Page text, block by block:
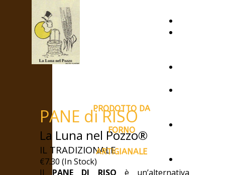
PRODOTTO DA
FORNO
ARTIGIANALE
SIAMO
PANE di RISO
La Luna nel Pozzo®
IL TRADIZIONALE
€7.30 (In Stock)
Il PANE DI RISO è un’alternativa